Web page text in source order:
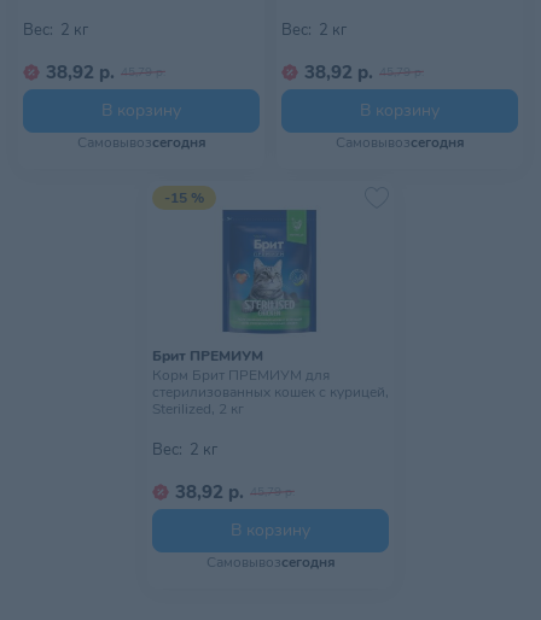
Вес: 2 кг
38,92 р. 45,79 р.
В корзину
Самовывозсегодня
Вес: 2 кг
38,92 р. 45,79 р.
В корзину
Самовывозсегодня
-15 %
Брит ПРЕМИУМ
Корм Брит ПРЕМИУМ для
стерилизованных кошек с курицей,
Sterilized, 2 кг
Вес: 2 кг
38,92 р. 45,79 р.
В корзину
Самовывозсегодня